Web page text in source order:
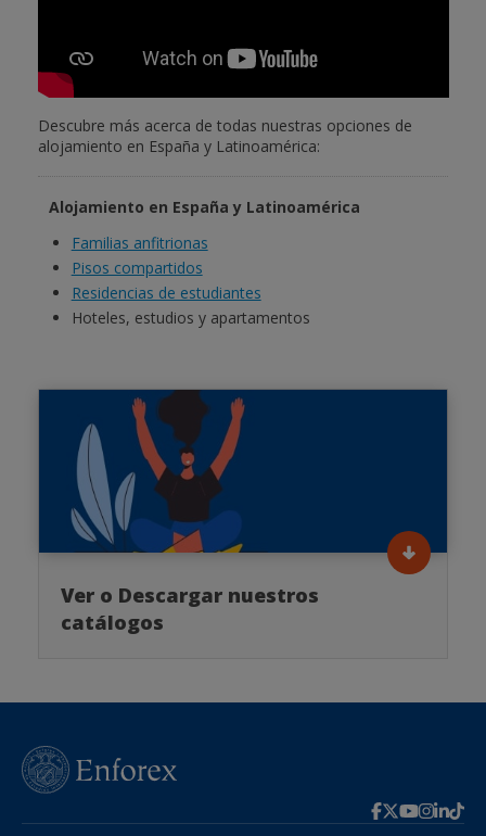
Descubre más acerca de todas nuestras opciones de
alojamiento en España y Latinoamérica:
Alojamiento en España y Latinoamérica
Familias anfitrionas
Pisos compartidos
Residencias de estudiantes
Hoteles, estudios y apartamentos
Ver o Descargar nuestros
catálogos